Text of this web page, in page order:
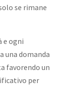
se rimane
e ogni
una domanda
favorendo un
per